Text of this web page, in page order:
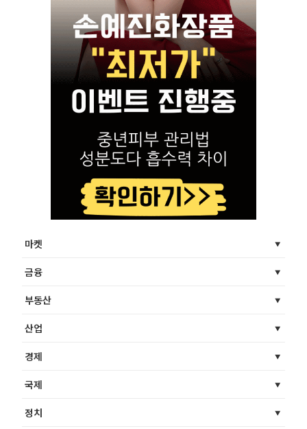
마켓
금융
부동산
산업
경제
국제
정치